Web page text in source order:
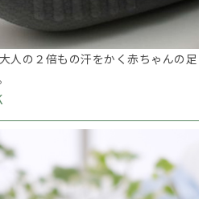
人の２倍もの汗をかく赤ちゃんの足